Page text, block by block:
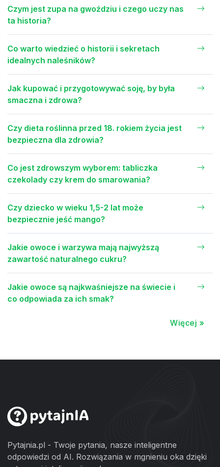
Czym jest zupa na gwoździu i czego uczy nas
ta historia?
Co warto wiedzieć o historii i sekretach
idealnych naleśników?
Jak kupować i przygotowywać soję, by była
smaczna i zdrowa?
Czy dieta roślinna przed 18. rokiem życia jest
bezpieczna dla zdrowia?
Co jest zdrowszym wyborem: tabliczka
czekolady czy krem do smarowania?
Czy dziecko w wieku 1,5-2 lat może
bezpiecznie jeść mango?
Jakie owoce i warzywa mają najwyższą
zawartość naturalnego cukru?
Jakie owoce są najkwaśniejsze na świecie i
co odpowiada za ich smak?
Więcej »
Pytajnia.pl - Twoje pytania, nasze inteligentne
odpowiedzi od AI. Rozwiązania w mgnieniu oka dzięki